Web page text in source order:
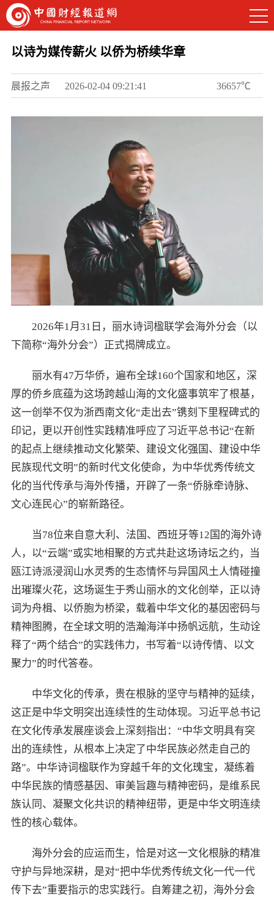
以诗为媒传薪火 以侨为桥续华章
晨报之声 2026-02-04 09:21:41 36657℃
2026年1月31日，丽水诗词楹联学会海外分会（以
下简称“海外分会”）正式揭牌成立。
丽水有47万华侨，遍布全球160个国家和地区，深
厚的侨乡底蕴为这场跨越山海的文化盛事筑牢了根基，
这一创举不仅为浙西南文化“走出去”镌刻下里程碑式的
印记，更以开创性实践精准呼应了习近平总书记“在新
的起点上继续推动文化繁荣、建设文化强国、建设中华
民族现代文明”的新时代文化使命，为中华优秀传统文
化的当代传承与海外传播，开辟了一条“侨脉牵诗脉、
文心连民心”的崭新路径。
当78位来自意大利、法国、西班牙等12国的海外诗
人，以“云端”或实地相聚的方式共赴这场诗坛之约，当
瓯江诗派浸润山水灵秀的生态情怀与异国风土人情碰撞
出璀璨火花，这场诞生于秀山丽水的文化创举，正以诗
词为舟楫、以侨胞为桥梁，载着中华文化的基因密码与
精神图腾，在全球文明的浩瀚海洋中扬帆远航，生动诠
释了“两个结合”的实践伟力，书写着“以诗传情、以文
聚力”的时代答卷。
中华文化的传承，贵在根脉的坚守与精神的延续，
这正是中华文明突出连续性的生动体现。习近平总书记
在文化传承发展座谈会上深刻指出：“中华文明具有突
出的连续性，从根本上决定了中华民族必然走自己的
路”。中华诗词楹联作为穿越千年的文化瑰宝，凝练着
中华民族的情感基因、审美旨趣与精神密码，是维系民
族认同、凝聚文化共识的精神纽带，更是中华文明连续
性的核心载体。
海外分会的应运而生，恰是对这一文化根脉的精准
守护与异地深耕，是对“把中华优秀传统文化一代一代
传下去”重要指示的忠实践行。自筹建之初，海外分会